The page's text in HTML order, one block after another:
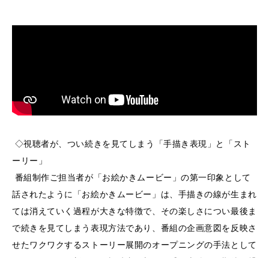
◇視聴者が、つい続きを見てしまう「手描き表現」と「スト
ーリー」
番組制作ご担当者が「お絵かきムービー」の第一印象として
話されたように「お絵かきムービー」は、手描きの線が生まれ
ては消えていく過程が大きな特徴で、その楽しさについ最後ま
で続きを見てしまう表現方法であり、番組の企画意図を反映さ
せたワクワクするストーリー展開のオープニングの手法として